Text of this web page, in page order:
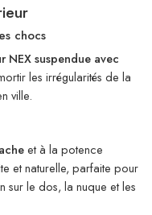
chocs
NEX suspendue avec
les irrégularités de la
ville.
et à la potence
et naturelle, parfaite pour
sur le dos, la nuque et les